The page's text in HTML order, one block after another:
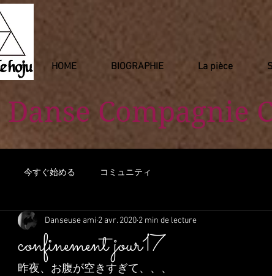
HOME BIOGRAPHIE La pièce
Danse Compagnie
今すぐ始める コミュニティ
confinement jour17
Danseuse ami 2 avr. 2020 2 min de lecture
昨夜、お腹が空きすぎて、、、